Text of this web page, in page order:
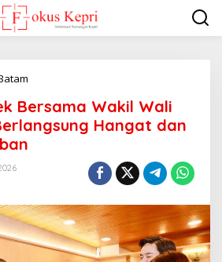
r
a
y
m
l
e
k
Bersama Wakil Wali
Hangat dan